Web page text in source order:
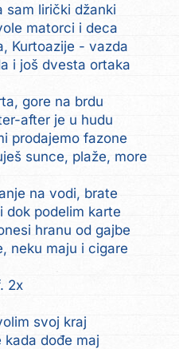
sam lirički džanki
matorci i deca
Kurtoazije - vazda
i još dvesta ortaka
gore na brdu
after je u hudu
prodajemo fazone
sunce, plaže, more
na vodi, brate
dok podelim karte
hranu od gajbe
neku maju i cigare
2x
svoj kraj
kada dođe maj